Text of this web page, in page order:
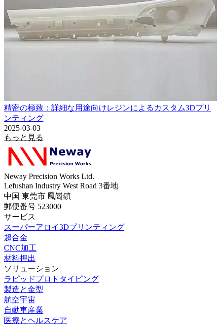
精密の極致：詳細な用途向けレジンによるカスタム3Dプリ
ンティング
2025-03-03
もっと見る
Neway Precision Works Ltd.
Lefushan Industry West Road 3番地
中国 東莞市 鳳崗鎮
郵便番号 523000
サービス
スーパーアロイ3Dプリンティング
超合金
CNC加工
材料押出
ソリューション
ラピッドプロトタイピング
製造と金型
航空宇宙
自動車産業
医療とヘルスケア